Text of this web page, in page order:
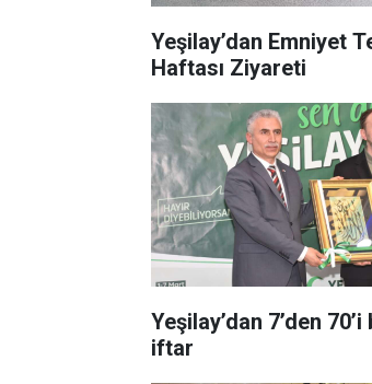
Yeşilay’dan Emniyet
Haftası Ziyareti
Yeşilay’dan 7’den
iftar